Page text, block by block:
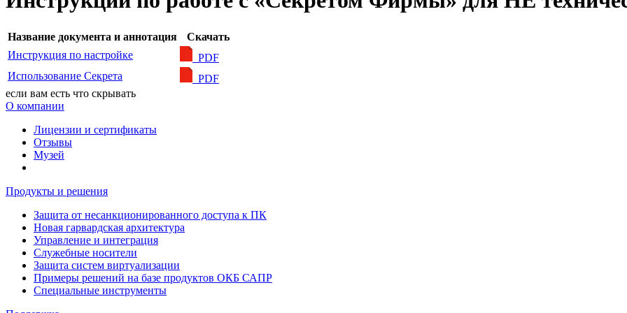
Название документа и аннотация
Скачать
Инструкция по настройке
PDF
Использование Секрета
PDF
если вам есть что скрывать
О компании
Лицензии и сертификаты
Отзывы
Музей
Продукты и решения
Защита от несанкционированного доступа к ПК
Новая гарвардская архитектура
Управление и интеграция
Служебные носители
Защита систем виртуализации
Примеры решений на базе продуктов ОКБ САПР
Специальные инструменты